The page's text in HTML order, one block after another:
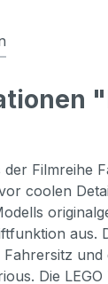
der Filmreihe
coolen
aus.
Die